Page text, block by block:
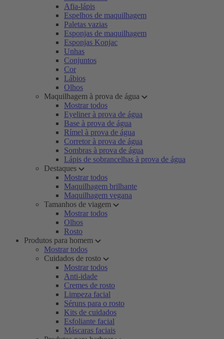
Afia-lápis
Espelhos de maquilhagem
Paletas vazias
Esponjas de maquilhagem
Esponjas Konjac
Unhas
Conjuntos
Cor
Lábios
Olhos
Maquilhagem à prova de água
Mostrar todos
Eyeliner à prova de água
Base à prova de água
Rímel à prova de água
Corretor à prova de água
Sombras à prova de água
Lápis de sobrancelhas à prova de água
Destaques
Mostrar todos
Maquilhagem brilhante
Maquilhagem vegana
Tamanhos de viagem
Mostrar todos
Olhos
Rosto
Produtos para homem
Mostrar todos
Cuidados de rosto
Mostrar todos
Anti-idade
Cremes de rosto
Limpeza facial
Séruns para o rosto
Kits de cuidados
Esfoliante facial
Máscaras faciais